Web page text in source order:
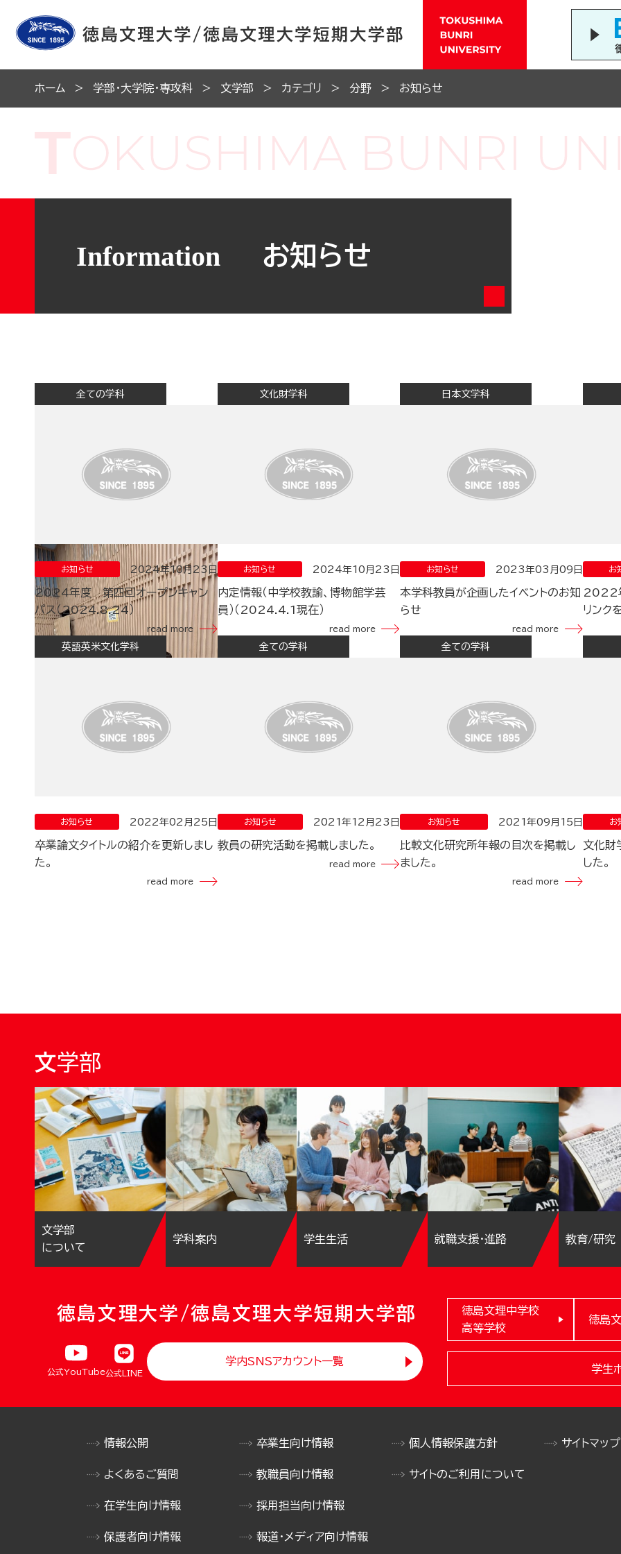
ホーム 学部・大学院・専攻科 文学部 カテゴリ 分野 お知らせ
お知らせ
全ての学科
お知らせ 2024年10月23日
2024年度 第四回オープンキャン
パス（2024.8.24）
read more
文化財学科
お知らせ 2024年10月23日
内定情報（中学校教諭、博物館学芸
員）（2024.4.1現在）
read more
日本文学科
お知らせ 2023年03月09日
本学科教員が企画したイベントのお知
らせ
read more
お
2022
リンク
英語英米文化学科
お知らせ 2022年02月25日
卒業論文タイトルの紹介を更新しまし
た。
read more
全ての学科
お知らせ 2021年12月23日
教員の研究活動を掲載しました。
read more
全ての学科
お知らせ 2021年09月15日
比較文化研究所年報の目次を掲載し
ました。
read more
お
文化財
した。
文学部
文学部
について
学科案内 学生生活 就職支援・進路 教育/研究
徳島文理大学/徳島文理大学短期大学部
公式YouTube公式LINE
学内SNSアカウント一覧
徳島文理中学校
高等学校
徳島
学生
情報公開
よくあるご質問
在学生向け情報
保護者向け情報
卒業生向け情報
教職員向け情報
採用担当向け情報
報道・メディア向け情報
個人情報保護方針
サイトのご利用について
サイトマップ